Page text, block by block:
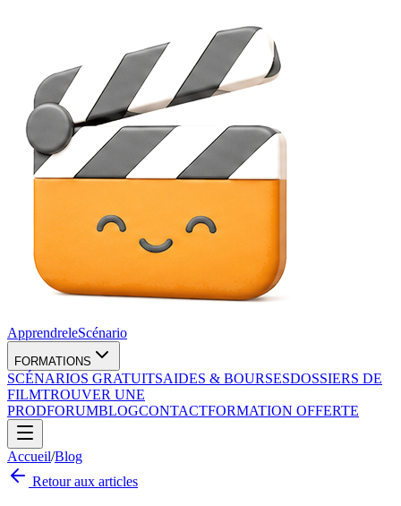
ApprendreleScénario
FORMATIONS
SCÉNARIOS GRATUITSAIDES & BOURSESDOSSIERS DE
FILMTROUVER UNE
PRODFORUMBLOGCONTACTFORMATION OFFERTE
Accueil/Blog
Retour aux articles